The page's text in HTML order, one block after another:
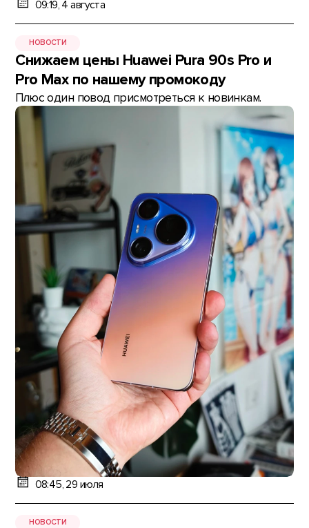
09:19, 4 августа
НОВОСТИ
Снижаем цены Huawei Pura 90s Pro и
Pro Max по нашему промокоду
Плюс один повод присмотреться к новинкам.
08:45, 29 июля
НОВОСТИ